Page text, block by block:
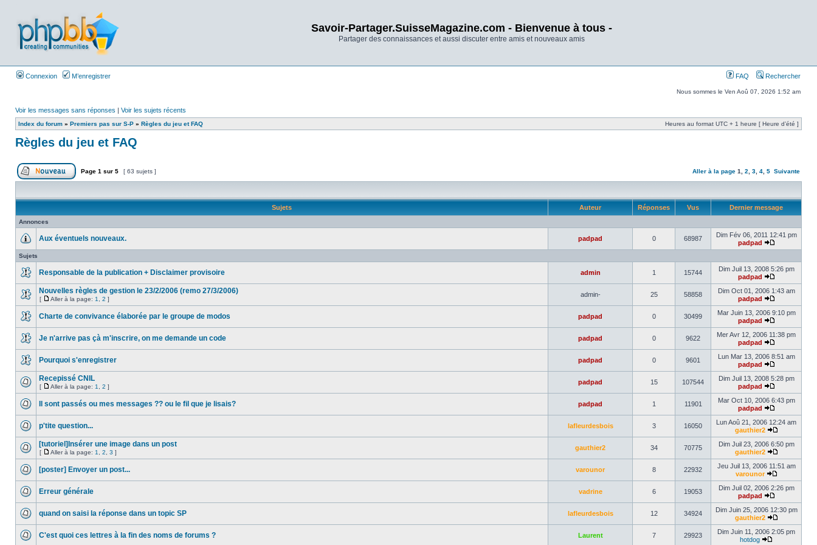
Savoir-Partager.SuisseMagazine.com - Bienvenue à tous -
Partager des connaissances et aussi discuter entre amis et nouveaux amis
Connexion M’enregistrer FAQ Rechercher
Nous sommes le Ven Aoû 07, 2026 1:52 am
Voir les messages sans réponses | Voir les sujets récents
Index du forum » Premiers pas sur S-P » Règles du jeu et FAQ Heures au format UTC + 1 heure [ Heure d’été ]
Règles du jeu et FAQ
Page 1 sur 5 [ 63 sujets ] Aller à la page 1 2 3 4 5 Suivante
Sujets Auteur Réponses Vus Dernier message
Annonces
Aux éventuels nouveaux. padpad 0 68987
Dim Fév 06, 2011 12:41 pm
padpad
Sujets
Responsable de la publication + Disclaimer provisoire admin 1 15744
Dim Juil 13, 2008 5:26 pm
padpad
Nouvelles règles de gestion le 23/2/2006 (remo 27/3/2006)
[ Aller à la page: 1 2 ]
admin- 25 58858
Dim Oct 01, 2006 1:43 am
padpad
Charte de convivance élaborée par le groupe de modos padpad 0 30499
Mar Juin 13, 2006 9:10 pm
padpad
Je n'arrive pas çà m'inscrire, on me demande un code padpad 0 9622
Mer Avr 12, 2006 11:38 pm
padpad
Pourquoi s'enregistrer padpad 0 9601
Lun Mar 13, 2006 8:51 am
padpad
Recepissé CNIL
[ Aller à la page: 1 2 ]
padpad 15 107544
Dim Juil 13, 2008 5:28 pm
padpad
Il sont passés ou mes messages ?? ou le fil que je lisais? padpad 1 11901
Mar Oct 10, 2006 6:43 pm
padpad
p'tite question... lafleurdesbois 3 16050
Lun Aoû 21, 2006 12:24 am
gauthier2
[tutoriel]Insérer une image dans un post
[ Aller à la page: 1 2 3 ]
gauthier2 34 70775
Dim Juil 23, 2006 6:50 pm
gauthier2
[poster] Envoyer un post... varounor 8 22932
Jeu Juil 13, 2006 11:51 am
varounor
Erreur générale vadrine 6 19053
Dim Juil 02, 2006 2:26 pm
padpad
quand on saisi la réponse dans un topic SP lafleurdesbois 12 34924
Dim Juin 25, 2006 12:30 pm
gauthier2
C'est quoi ces lettres à la fin des noms de forums ? Laurent 7 29923
Dim Juin 11, 2006 2:05 pm
hotdog